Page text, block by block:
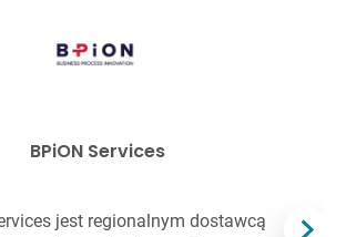
BPiON Services
jest regionalnym dostawcą